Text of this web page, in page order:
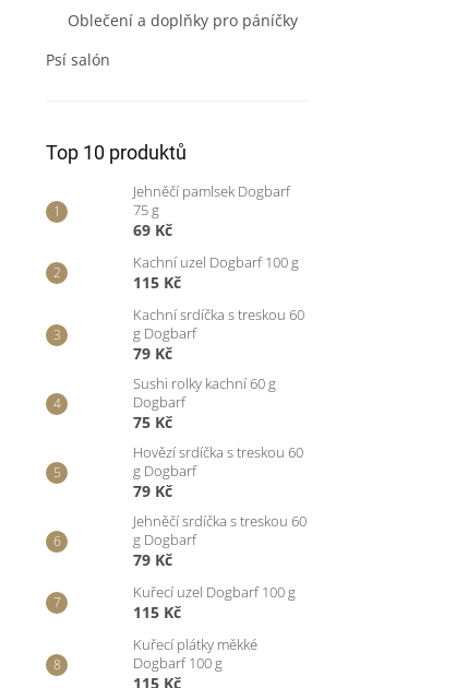
Oblečení a doplňky pro páníčky
Psí salón
Top 10 produktů
Jehněčí pamlsek Dogbarf
75 g
69 Kč
Kachní uzel Dogbarf 100 g
115 Kč
Kachní srdíčka s treskou 60
g Dogbarf
79 Kč
Sushi rolky kachní 60 g
Dogbarf
75 Kč
Hovězí srdíčka s treskou 60
g Dogbarf
79 Kč
Jehněčí srdíčka s treskou 60
g Dogbarf
79 Kč
Kuřecí uzel Dogbarf 100 g
115 Kč
Kuřecí plátky měkké
Dogbarf 100 g
115 Kč